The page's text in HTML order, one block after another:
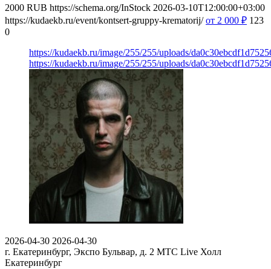
2000 RUB https://schema.org/InStock 2026-03-10T12:00:00+03:00
https://kudaekb.ru/event/kontsert-gruppy-krematorij/ от 2 000 ₽ 123
0
https://kudaekb.ru/image/255/255/uploads/
https://kudaekb.ru/image/255/255/uploads/
2026-04-30 2026-04-30
г. Екатеринбург, Экспо Бульвар, д. 2 МТС Live Холл
Екатеринбург